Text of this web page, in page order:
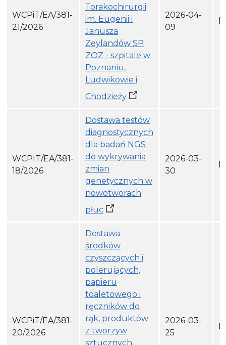
WCPiT/EA/381-
21/2026
Torakochirurgii
im. Eugenii i
Janusza
Zeylandów SP
ZOZ - szpitale w
Poznaniu,
Ludwikowie i
Chodzieży
2026-04-
09
WCPIT/EA/381-
18/2026
Dostawa testów
diagnostycznych
dla badań NGS
do wykrywania
zmian
genetycznych w
nowotworach
płuc
2026-03-
30
WCPiT/EA/381-
20/2026
Dostawa
środków
czyszczących i
polerujących,
papieru
toaletowego i
ręczników do
rąk, produktów
z tworzyw
sztucznych,
2026-03-
25